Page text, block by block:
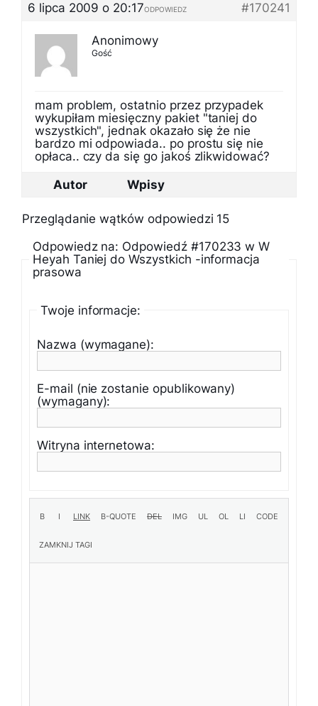
6 lipca 2009 o 20:17
#170241
ODPOWIEDZ
Anonimowy
Gość
mam problem, ostatnio przez przypadek
wykupiłam miesięczny pakiet "taniej do
wszystkich", jednak okazało się że nie
bardzo mi odpowiada.. po prostu się nie
opłaca.. czy da się go jakoś zlikwidować?
Autor
Wpisy
Przeglądanie wątków odpowiedzi 15
Odpowiedz na: Odpowiedź #170233 w W
Heyah Taniej do Wszystkich -informacja
prasowa
Twoje informacje:
Nazwa (wymagane):
E-mail (nie zostanie opublikowany)
(wymagany):
Witryna internetowa: